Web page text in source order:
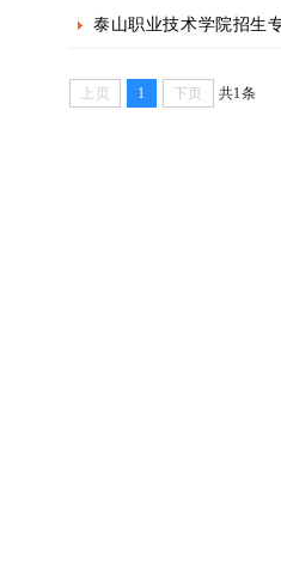
泰山职业技术学院招生
上页 1 下页
共1条